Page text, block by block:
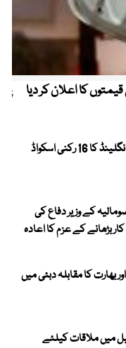
کا اعلان کر دیا
پاکستان کیخلاف ٹیسٹ سیریز ، انگلینڈ کا 16 رکنی اسکواڈ
کے وزیر دفاع کی
بڑھانے کے عزم کا اعادہ
پاکستان اور بھارت کا مقابلہ دبئی میں
میں ملاقات کیلئے